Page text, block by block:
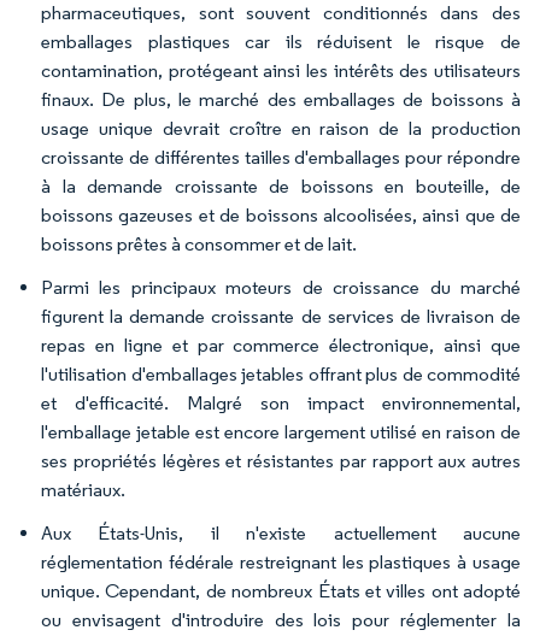
pharmaceutiques, sont souvent conditionnés dans des
emballages plastiques car ils réduisent le risque de
contamination, protégeant ainsi les intérêts des utilisateurs
finaux. De plus, le marché des emballages de boissons à
usage unique devrait croître en raison de la production
croissante de différentes tailles d'emballages pour répondre
à la demande croissante de boissons en bouteille, de
boissons gazeuses et de boissons alcoolisées, ainsi que de
boissons prêtes à consommer et de lait.
Parmi les principaux moteurs de croissance du marché
figurent la demande croissante de services de livraison de
repas en ligne et par commerce électronique, ainsi que
l'utilisation d'emballages jetables offrant plus de commodité
et d'efficacité. Malgré son impact environnemental,
l'emballage jetable est encore largement utilisé en raison de
ses propriétés légères et résistantes par rapport aux autres
matériaux.
Aux États-Unis, il n'existe actuellement aucune
réglementation fédérale restreignant les plastiques à usage
unique. Cependant, de nombreux États et villes ont adopté
ou envisagent d'introduire des lois pour réglementer la